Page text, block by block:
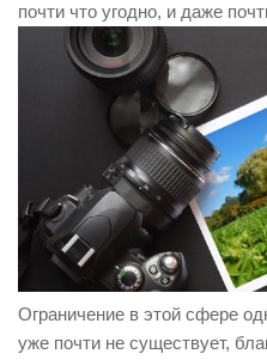
почти что угодно, и даже
Ограничение в этой сфере
уже почти не существует,